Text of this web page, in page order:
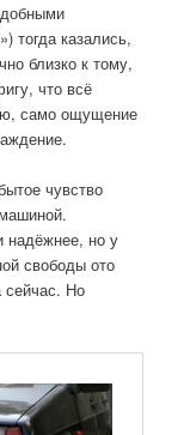
тогда казались,
близко к тому,
что всё
само ощущение
чувство
надёжнее, но у
свободы ото
сейчас. Но